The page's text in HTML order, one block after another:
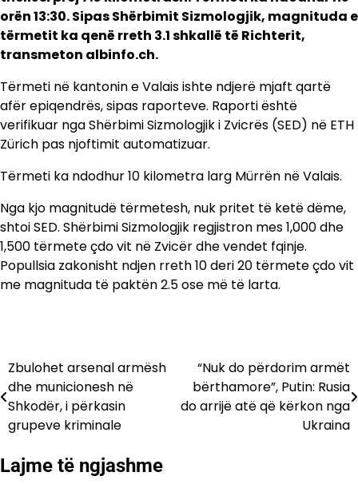
orën 13:30. Sipas Shërbimit Sizmologjik, magnituda e
tërmetit ka qenë rreth 3.1 shkallë të Richterit,
transmeton albinfo.ch.
Tërmeti në kantonin e Valais ishte ndjerë mjaft qartë
afër epiqendrës, sipas raporteve. Raporti është
verifikuar nga Shërbimi Sizmologjik i Zvicrës (SED) në ETH
Zürich pas njoftimit automatizuar.
Tërmeti ka ndodhur 10 kilometra larg Mürrën në Valais.
Nga kjo magnitudë tërmetesh, nuk pritet të ketë dëme,
shtoi SED. Shërbimi Sizmologjik regjistron mes 1,000 dhe
1,500 tërmete çdo vit në Zvicër dhe vendet fqinje.
Popullsia zakonisht ndjen rreth 10 deri 20 tërmete çdo vit
me magnituda të paktën 2.5 ose më të larta.
Lëvizje
te
postimet
Zbulohet arsenal armësh
dhe municionesh në
Shkodër, i përkasin
grupeve kriminale
“Nuk do përdorim armët
bërthamore”, Putin: Rusia
do arrijë atë që kërkon nga
Ukraina
Lajme të ngjashme